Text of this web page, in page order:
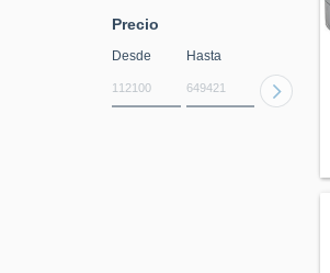
Precio
Desde Hasta